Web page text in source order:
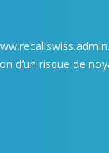
d’un risque de